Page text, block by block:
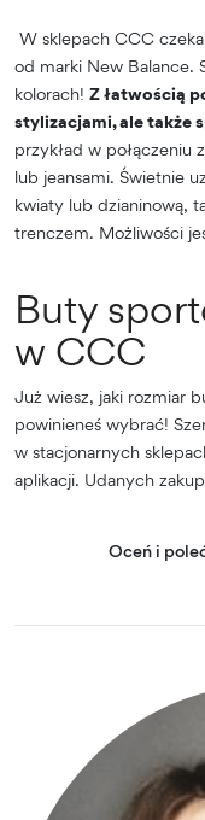
W sklepach CCC
od marki New Balance.
kolorach! Z łatwością
stylizacjami, ale także
przykład w połączeniu
lub jeansami. Świetnie
kwiaty lub dzianinową,
trenczem. Możliwości
Buty
w CCC
Już wiesz, jaki rozmiar
powinieneś wybrać!
w stacjonarnych
aplikacji. Udanych
Oceń i